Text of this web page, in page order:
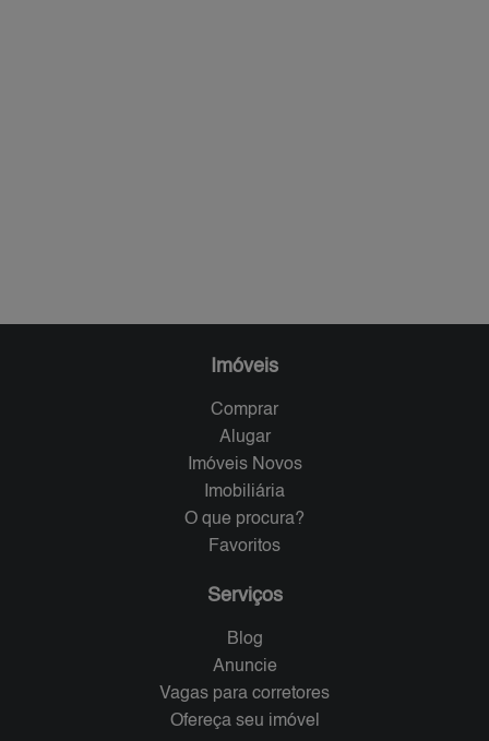
Imóveis
Comprar
Alugar
Imóveis Novos
Imobiliária
O que procura?
Favoritos
Serviços
Blog
Anuncie
Vagas para corretores
Ofereça seu imóvel